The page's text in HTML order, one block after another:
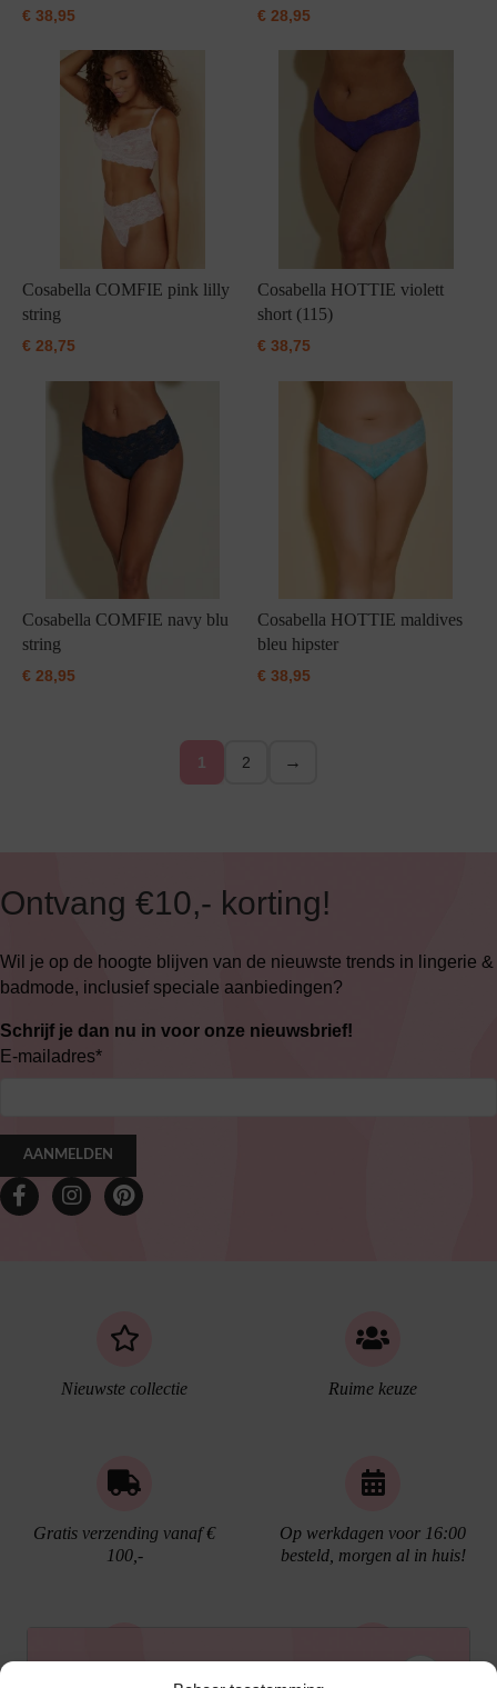
€ 38,95 €28,95
Cosabella COMFIE pink lilly
string
€ 28,75
Cosabella HOTTIE violett
short (115)
€38,75
Cosabella COMFIE navy blu
string
€ 28,95
Cosabella HOTTIE maldives
bleu hipster
€38,95
1 2 →
Ontvang €10,- korting!
Wil je op de hoogte blijven van de nieuwste trends in lingerie &
badmode, inclusief speciale aanbiedingen?
Schrijf je dan nu in voor onze nieuwsbrief!
E-mailadres*
AANMELDEN
Nieuwste collectie Ruime keuze
Gratis verzending vanaf €
100,-
Op werkdagen voor 16:00
besteld, morgen al in huis!
Ontvang €10,- korting